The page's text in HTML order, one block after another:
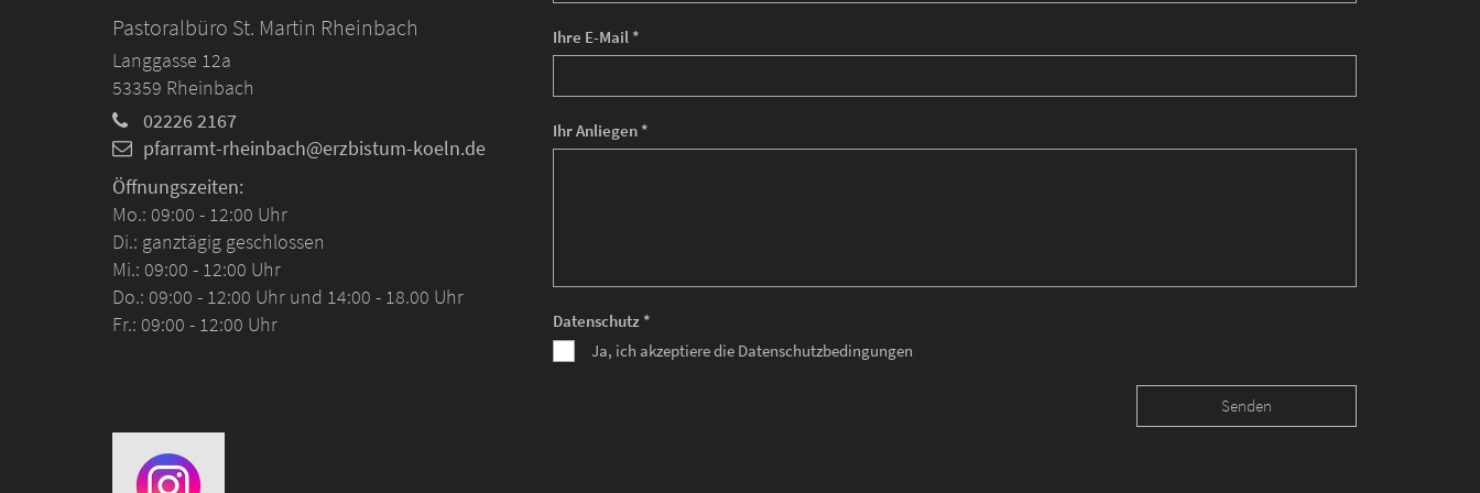
Ihre E-Mail *
Ihr Anliegen *
Datenschutz *
Ja, ich akzeptiere die Datenschutzbedingungen
Pastoralbüro St. Martin Rheinbach
Langgasse 12a
53359 Rheinbach
02226 2167
pfarramt-rheinbach@erzbistum-koeln.de
Öffnungszeiten:
Mo.: 09:00 - 12:00 Uhr
Di.: ganztägig geschlossen
Mi.: 09:00 - 12:00 Uhr
Do.: 09:00 - 12:00 Uhr und 14:00 - 18.00 Uhr
Fr.: 09:00 - 12:00 Uhr